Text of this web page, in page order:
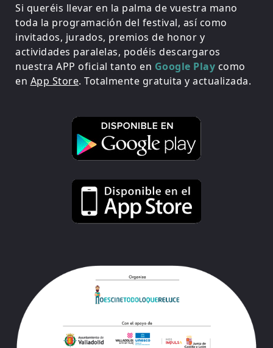
Si queréis llevar en la palma de vuestra mano
toda la programación del festival, así como
invitados, jurados, premios de honor y
actividades paralelas, podéis descargaros
nuestra APP oficial tanto en Google Play como
en App Store. Totalmente gratuita y actualizada.